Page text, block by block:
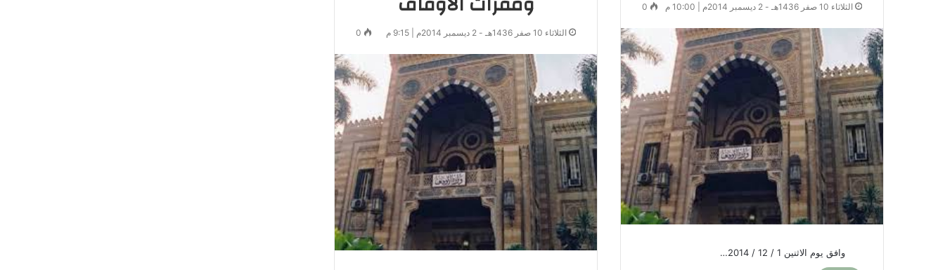
الثلاثاء 10 صفر 1436هـ - 2 ديسمبر 2014م | 10:00 م 0
وافق يوم الاثنين 1 / 12 / 2014…
الثلاثاء 10 صفر 1436هـ - 2 ديسمبر 2014م | 9:15 م 0